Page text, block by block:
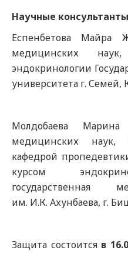
Научные
Еспенбетова Майра
медицинских
эндокринологии
университета г. Семей,
Молдобаева
медицинских наук,
кафедрой
курсом
государственная
им. И.К. Ахунбаева, г.
Защита состоится в